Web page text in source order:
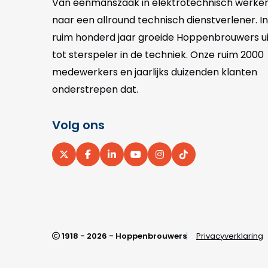
Van eenmanszaak in elektrotechnisch
naar een allround technisch dienstverlener. In
ruim honderd jaar groeide Hoppenbrouwers
tot sterspeler in de techniek. Onze ruim 2000
medewerkers en jaarlijks duizenden klanten
onderstrepen dat.
Volg ons
Ga
Ga
Ga
Ga
Ga
Ga
1918 - 2026 - Hoppenbrouwers Privacyverklaring